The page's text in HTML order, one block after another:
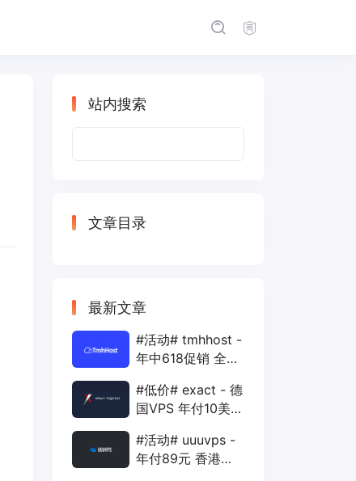
站内搜索
文章目录
最新文章
#活动# tmhhost -
年中618促销 全场
年付VPS
#低价# exact - 德
国VPS 年付10美元
1Gbps
#活动# uuuvps -
年付89元 香港